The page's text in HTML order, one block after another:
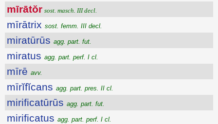
mīrātŏr sost. masch. III decl.
mīrātrix sost. femm. III decl.
miratūrūs agg. part. fut.
miratus agg. part. perf. I cl.
mīrē avv.
mīrĭfĭcans agg. part. pres. II cl.
mirificatūrūs agg. part. fut.
mirificatus agg. part. perf. I cl.